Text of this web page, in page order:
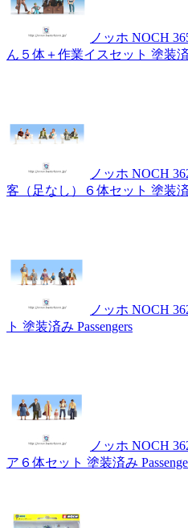
ノッホ NOCH
ん５体＋作業イスセット 塗装済
ノッホ NOCH
客（足なし）６体セット 塗装済
ノッホ NOCH
ト 塗装済み Passengers
ノッホ NOCH
ア６体セット 塗装済み